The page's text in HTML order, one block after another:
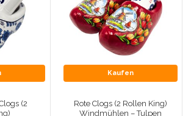
(2
Kaufen
Rote Clogs (2 Rollen King)
Windmühlen – Tulpen